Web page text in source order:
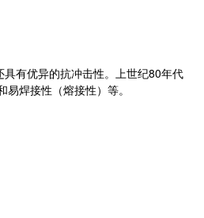
有优异的抗冲击性。上世纪80年代
焊接性（熔接性）等。